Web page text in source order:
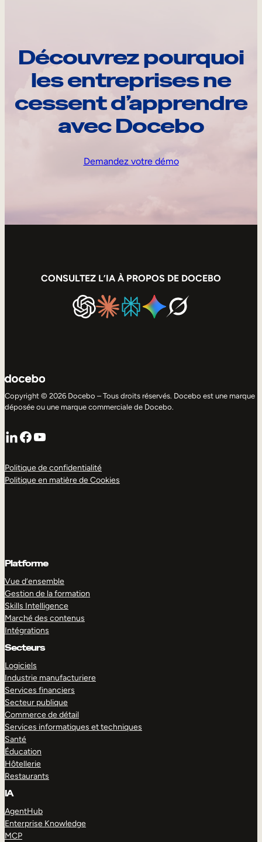
Découvrez pourquoi
les entreprises ne
cessent d’apprendre
avec Docebo
Demandez votre démo
CONSULTEZ L’IA À PROPOS DE DOCEBO
Copyright © 2026 Docebo – Tous droits réservés. Docebo est une marque
déposée ou une marque commerciale de Docebo.
LinkedIn
Facebook
YouTube
Politique de confidentialité
Politique en matière de Cookies
Platforme
Vue d’ensemble
Gestion de la formation
Skills Intelligence
Marché des contenus
Intégrations
Secteurs
Logiciels
Industrie manufacturiere
Services financiers
Secteur publique
Commerce de détail
Services informatiques et techniques
Santé
Éducation
Hôtellerie
Restaurants
IA
AgentHub
Enterprise Knowledge
MCP